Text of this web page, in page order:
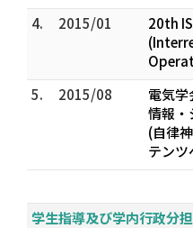
4.
2015/01
20th
5.
2015/08
電気学
情報・
(自律
テン
学生指導及び学内行政分担